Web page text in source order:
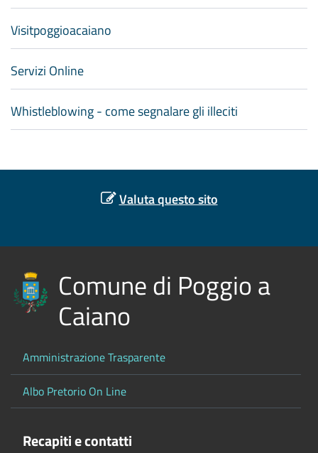
Visitpoggioacaiano
Servizi Online
Whistleblowing - come segnalare gli illeciti
Valuta questo sito
Comune di Poggio a
Caiano
Amministrazione Trasparente
Albo Pretorio On Line
Recapiti e contatti